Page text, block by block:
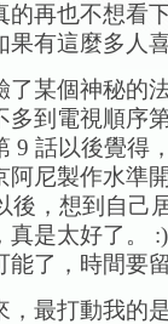
的再也不想看
果有這麼多人
了某個神秘的
多到電視順序
9 話以後覺得
阿尼製作水準
後，想到自己
真是太好了。
能了，時間要
，最打動我的